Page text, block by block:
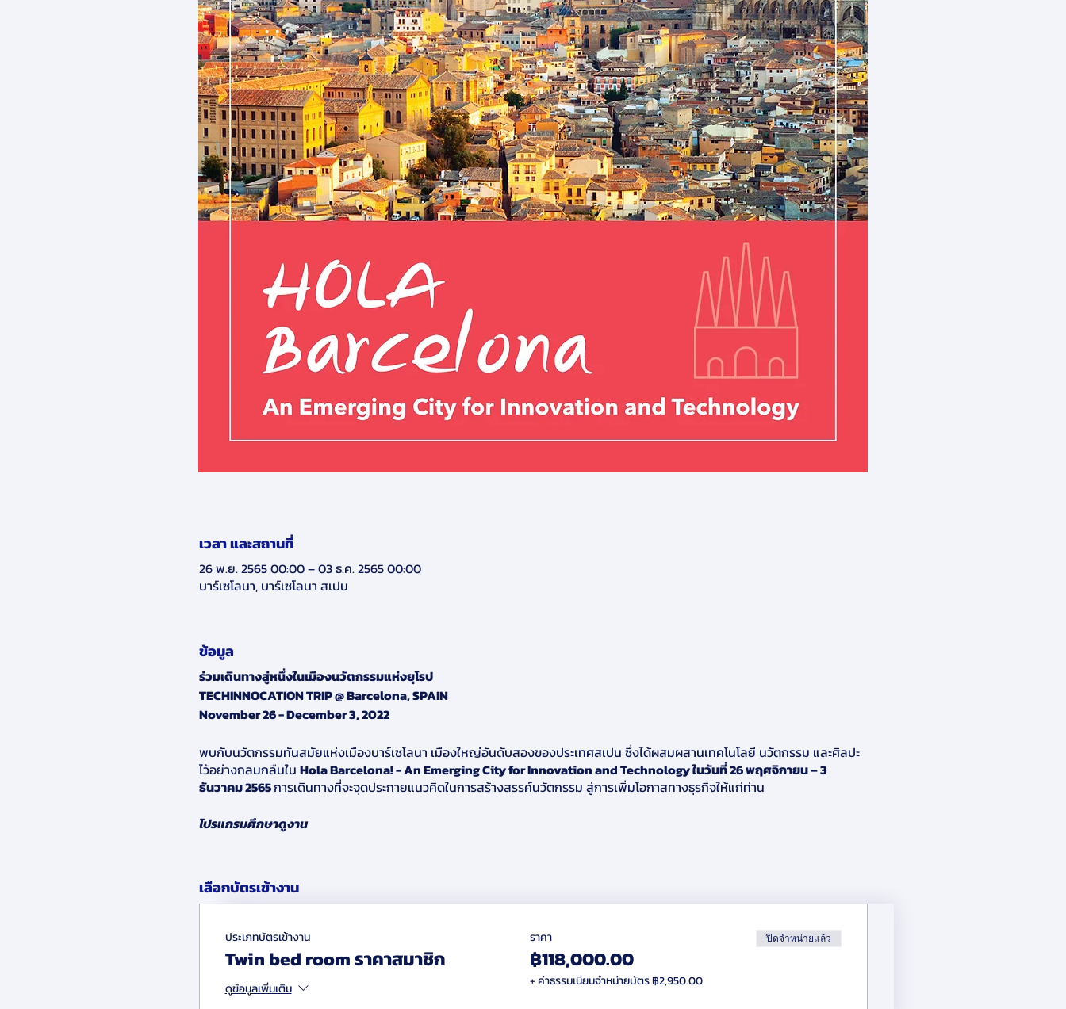
เวลา และสถานที่
26 พ.ย. 2565 00:00 – 03 ธ.ค. 2565 00:00
บาร์เซโลนา, บาร์เซโลนา สเปน
ข้อมูล
ร่วมเดินทางสู่หนึ่งในเมืองนวัตกรรมแห่งยุโรป
TECHINNOCATION TRIP @ Barcelona, SPAIN
November 26 - December 3, 2022
พบกับนวัตกรรมทันสมัยแห่งเมืองบาร์เซโลนา เมืองใหญ่อันดับสองของประเทศสเปน ซึ่งได้ผสมผสานเทคโนโลยี นวัตกรรม และศิลปะ
ไว้อย่างกลมกลืนใน Hola Barcelona! - An Emerging City for Innovation and Technology ในวันที่ 26 พฤศจิกายน – 3
ธันวาคม 2565การเดินทางที่จะจุดประกายแนวคิดในการสร้างสรรค์นวัตกรรม สู่การเพิ่มโอกาสทางธุรกิจให้แก่ท่าน
โปรแกรมศึกษาดูงาน
ศาสตร์และวิทยาศาสตร์ชีวการแพทย์ ด้วยการสร้างความร่วมมือระหว่างสถาบันวิจัยและหน่วยงานเอกชนขนาดใหญ่ ซึ่งเป็นการปรับ
งานวิจัยและเทคโนโลยีมาใช้ในวงการธุรกิจอย่างมีประสิทธิภาพ
• Port of Barcelona- หนึ่งในท่าเรือที่ใหญ่และมีชื่อเสียงที่สุดในโลกในด้านการจัดการและการบูรณาการที่จัดสรรพื้นที่ได้อย่างลงตัว
พบกับท่าเรือที่เป็นศูนย์กลางธุรกิจและการค้า ทั้งยังเป็นศูนย์รวมวัฒนธรรม รวมถึงการกีฬาและสันทนาการ ทำให้ท่าเรือบาร์เซโลนา
แห่งนี้ได้รับความไว้วางใจจากหน่วยงานทั้งในและนอกประเทศสเปน และมีลูกค้ากว่า 200 บริษัทที่ใช้บริการที่นี่
เลือกบัตรเข้างาน
ประเภทบัตรเข้างาน
Twin bed room ราคาสมาชิก
ดูข้อมูลเพิ่มเติม
ราคา
฿118,000.00
+ ค่าธรรมเนียมจำหน่ายบัตร ฿2,950.00
ปิดจำหน่ายแล้ว